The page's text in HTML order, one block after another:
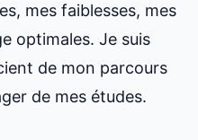
mes faiblesses, mes
optimales. Je suis
de mon parcours
de mes études.